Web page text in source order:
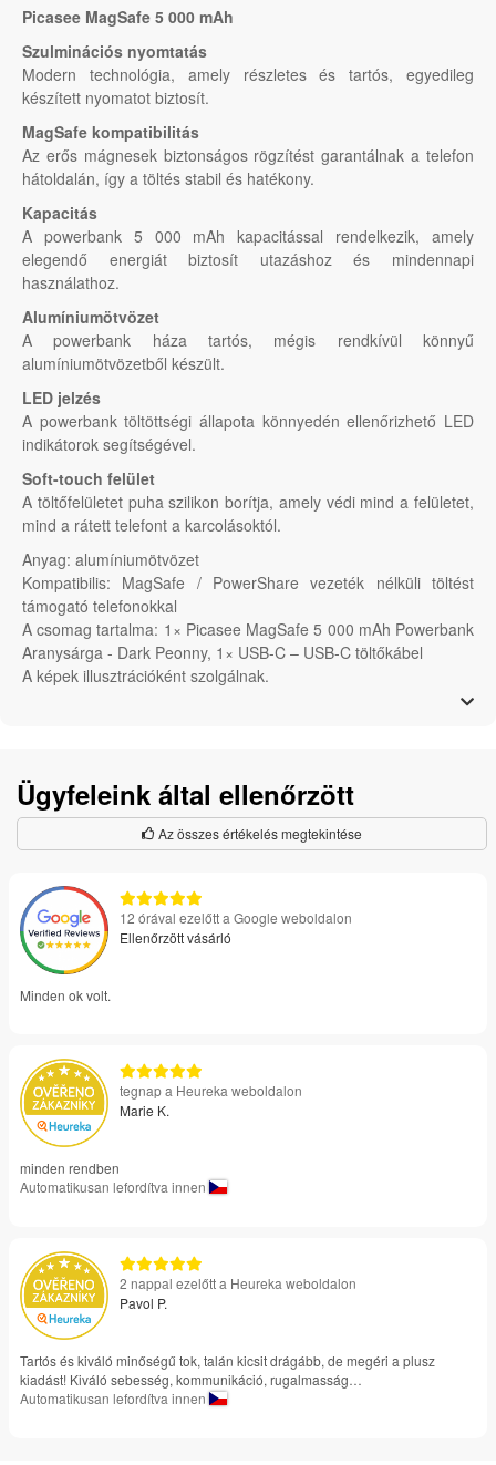
Picasee MagSafe 5 000 mAh
Szulminációs nyomtatás
Modern technológia, amely részletes és tartós, egyedileg
készített nyomatot biztosít.
MagSafe kompatibilitás
Az erős mágnesek biztonságos rögzítést garantálnak a telefon
hátoldalán, így a töltés stabil és hatékony.
Kapacitás
A powerbank 5 000 mAh kapacitással rendelkezik, amely
elegendő energiát biztosít utazáshoz és mindennapi
használathoz.
Alumíniumötvözet
A powerbank háza tartós, mégis rendkívül könnyű
alumíniumötvözetből készült.
LED jelzés
A powerbank töltöttségi állapota könnyedén ellenőrizhető LED
indikátorok segítségével.
Soft-touch felület
A töltőfelületet puha szilikon borítja, amely védi mind a felületet,
mind a rátett telefont a karcolásoktól.
Anyag: alumíniumötvözet
Kompatibilis: MagSafe / PowerShare vezeték nélküli töltést
támogató telefonokkal
A csomag tartalma: 1× Picasee MagSafe 5 000 mAh Powerbank
Aranysárga - Dark Peonny, 1× USB-C – USB-C töltőkábel
A képek illusztrációként szolgálnak.
Ügyfeleink által ellenőrzött
Az összes értékelés megtekintése
12 órával ezelőtt a Google weboldalon
Ellenőrzött vásárló
Minden ok volt.
tegnap a Heureka weboldalon
Marie K.
minden rendben
Automatikusan lefordítva innen
2 nappal ezelőtt a Heureka weboldalon
Pavol P.
Tartós és kiváló minőségű tok, talán kicsit drágább, de megéri a plusz
kiadást! Kiváló sebesség, kommunikáció, rugalmasság…
Automatikusan lefordítva innen